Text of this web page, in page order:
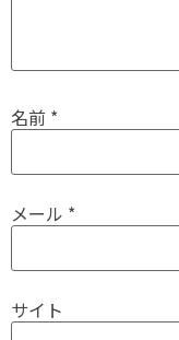
名前 *
メール *
サイト